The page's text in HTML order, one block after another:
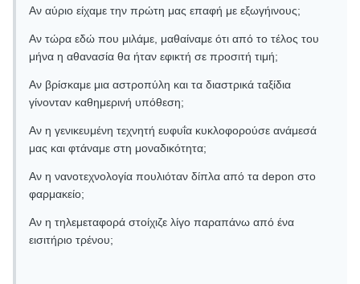
Αν αύριο είχαμε την πρώτη μας επαφή με εξωγήινους;
Αν τώρα εδώ που μιλάμε, μαθαίναμε ότι από το τέλος του
μήνα η αθανασία θα ήταν εφικτή σε προσιτή τιμή;
Αν βρίσκαμε μια αστροπύλη και τα διαστρικά ταξίδια
γίνονταν καθημερινή υπόθεση;
Αν η γενικευμένη τεχνητή ευφυΐα κυκλοφορούσε ανάμεσά
μας και φτάναμε στη μοναδικότητα;
Αν η νανοτεχνολογία πουλιόταν δίπλα από τα depon στο
φαρμακείο;
Αν η τηλεμεταφορά στοίχιζε λίγο παραπάνω από ένα
εισιτήριο τρένου;